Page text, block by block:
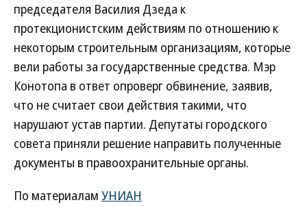
председателя Василия Дзеда к
протекционистским действиям по отношению к
некоторым строительным организациям, которые
вели работы за государственные средства. Мэр
Конотопа в ответ опроверг обвинение, заявив,
что не считает свои действия такими, что
нарушают устав партии. Депутаты городского
совета приняли решение направить полученные
документы в правоохранительные органы.
По материалам УНИАН